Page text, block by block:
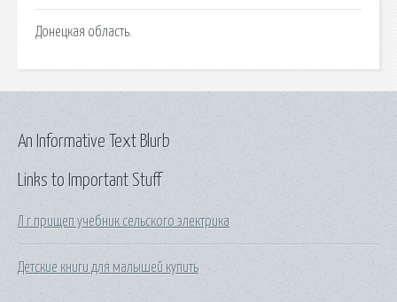
Донецкая область.
Links to Important Stuff
Л г прищеп учебник сельского электрика
Детские книги для малышей купить
An Informative Text Blurb